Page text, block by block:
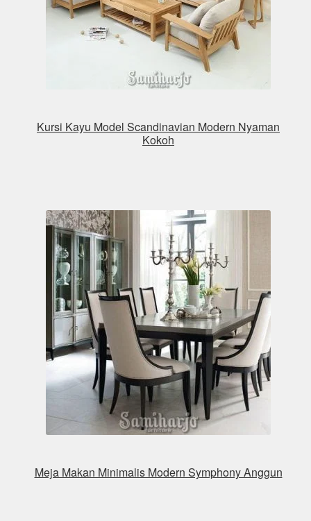
Kursi Kayu Model Scandinavian Modern Nyaman
Kokoh
Meja Makan Minimalis Modern Symphony Anggun